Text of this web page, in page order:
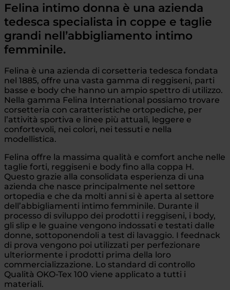
Felina intimo donna è una azienda
tedesca specialista in coppe e taglie
grandi nell’abbigliamento intimo
femminile.
Felina è una azienda di corsetteria tedesca fondata
nel 1885, offre una vasta gamma di reggiseni, parti
basse e body che hanno un ampio spettro di utilizzo.
Nella gamma Felina International possiamo trovare
corsetteria con caratteristiche ortopediche, per
l’attività sportiva e linee più attuali, leggere e
confortevoli, nei colori, nei tessuti e nella
modellistica.
Felina offre la massima qualità e comfort anche nelle
taglie forti, reggiseni e body fino alla coppa H.
Questo grazie alla consolidata esperienza di una
azienda che nasce principalmente nel settore
ortopedia e che da molti anni si è aperta al settore
dell’abbigliamenti intimo femminile. Durante il
processo di sviluppo dei prodotti i reggiseni, i body,
gli slip e le guaine vengono indossati e testati dalle
donne, sottoponendoli a test di lavaggio. I feednack
di prova vengono poi utilizzati per perfezionare
ulteriormente i prodotti prima della loro
commercializzazione. Lo standard di controllo
Qualità OKO-Tex 100 viene applicato a tutti i
materiali.